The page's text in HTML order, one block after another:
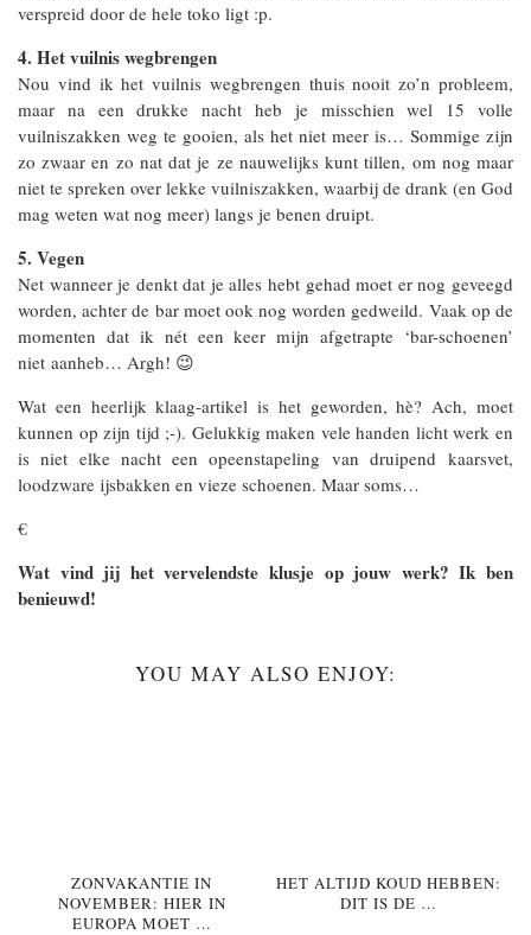
verspreid door de hele toko ligt :p.
4. Het vuilnis wegbrengen
Nou vind ik het vuilnis wegbrengen thuis nooit zo’n probleem,
maar na een drukke nacht heb je misschien wel 15 volle
vuilniszakken weg te gooien, als het niet meer is… Sommige zijn
zo zwaar en zo nat dat je ze nauwelijks kunt tillen, om nog maar
niet te spreken over lekke vuilniszakken, waarbij de drank (en God
mag weten wat nog meer) langs je benen druipt.
5. Vegen
Net wanneer je denkt dat je alles hebt gehad moet er nog geveegd
worden, achter de bar moet ook nog worden gedweild. Vaak op de
momenten dat ik nét een keer mijn afgetrapte ‘bar-schoenen’
niet aanheb… Argh! 😉
Wat een heerlijk klaag-artikel is het geworden, hè? Ach, moet
kunnen op zijn tijd ;-). Gelukkig maken vele handen licht werk en
is niet elke nacht een opeenstapeling van druipend kaarsvet,
loodzware ijsbakken en vieze schoenen. Maar soms…
€
Wat vind jij het vervelendste klusje op jouw werk? Ik ben
benieuwd!
YOU MAY ALSO ENJOY:
ZONVAKANTIE IN
NOVEMBER: HIER IN
EUROPA MOET …
HET ALTIJD KOUD HEBBEN:
DIT IS DE …